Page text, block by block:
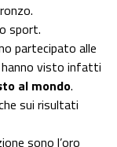
sport.
partecipato alle
hanno visto infatti
al mondo.
sui risultati
sono l’oro